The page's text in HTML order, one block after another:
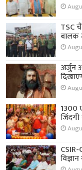
TSC
बालक
अर्जुन
1300
CSIR-